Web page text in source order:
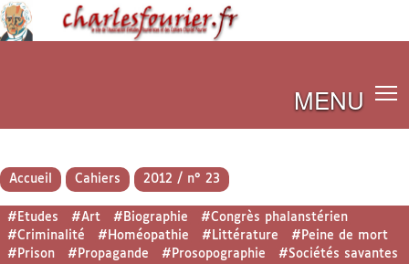
MENU
Accueil Cahiers 2012 / n° 23
#Etudes #Art #Biographie
#Congrès phalanstérien
#Criminalité
#Homéopathie #Littérature
#Peine de mort
#Prison
#Propagande #Prosopographie
#Sociétés savantes